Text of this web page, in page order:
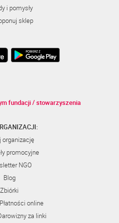
i pomysły
sklep
fundacji / stowarzyszenia
organizację
promocyjne
NGO
Blog
Zbiórki
Płatności online
za linki